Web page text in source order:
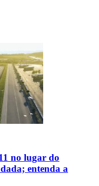
no lugar do
entenda a